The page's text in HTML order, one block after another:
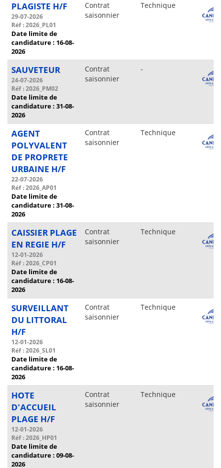
PLAGISTE H/F
29-07-2026
Réf : 2026_PL01
Date limite de
candidature : 16-08-
2026
Contrat
saisonnier
Technique
SAUVETEUR
24-07-2026
Réf : 2026_PM02
Date limite de
candidature : 31-08-
2026
Contrat
saisonnier
-
AGENT
POLYVALENT
DE PROPRETE
URBAINE H/F
22-07-2026
Réf : 2026_AP01
Date limite de
candidature : 31-08-
2026
Contrat
saisonnier
Technique
CAISSIER PLAGE
EN REGIE H/F
12-01-2026
Réf : 2026_CP01
Date limite de
candidature : 16-08-
2026
Contrat
saisonnier
Technique
SURVEILLANT
DU LITTORAL
H/F
12-01-2026
Réf : 2026_SL01
Date limite de
candidature : 16-08-
2026
Contrat
saisonnier
Technique
HOTE
D'ACCUEIL
PLAGE H/F
12-01-2026
Réf : 2026_HP01
Date limite de
candidature : 09-08-
2026
Contrat
saisonnier
Technique